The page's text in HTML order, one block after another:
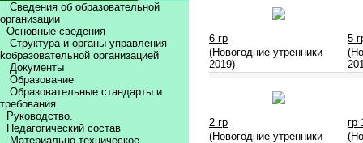
Сведения об образовательной
организации
Основные сведения
Структура и органы управления
kобразовательной организацией
Документы
Образование
Образовательные стандарты и
требования
Руководство.
Педагогический состав
Материально-техническое
6 гр
(Новогодние утренники
2019)
5
2 гр
(Новогодние утренники
гр